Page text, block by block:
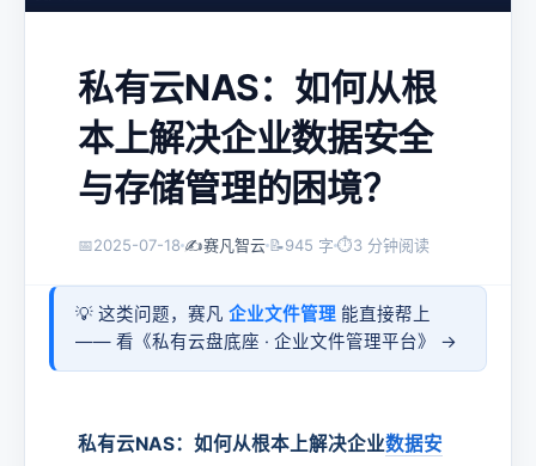
私有云NAS：如何从根
本上解决企业数据安全
与存储管理的困境？
📅2025-07-18 ✍️赛凡智云 📝945 字 ⏱3 分钟阅读
💡 这类问题，赛凡 企业文件管理 能直接帮上
—— 看《私有云盘底座 · 企业文件管理平台》 →
私有云NAS：如何从根本上解决企业数据安